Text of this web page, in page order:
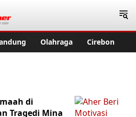
Olahraga Cirebon
di
Tragedi Mina